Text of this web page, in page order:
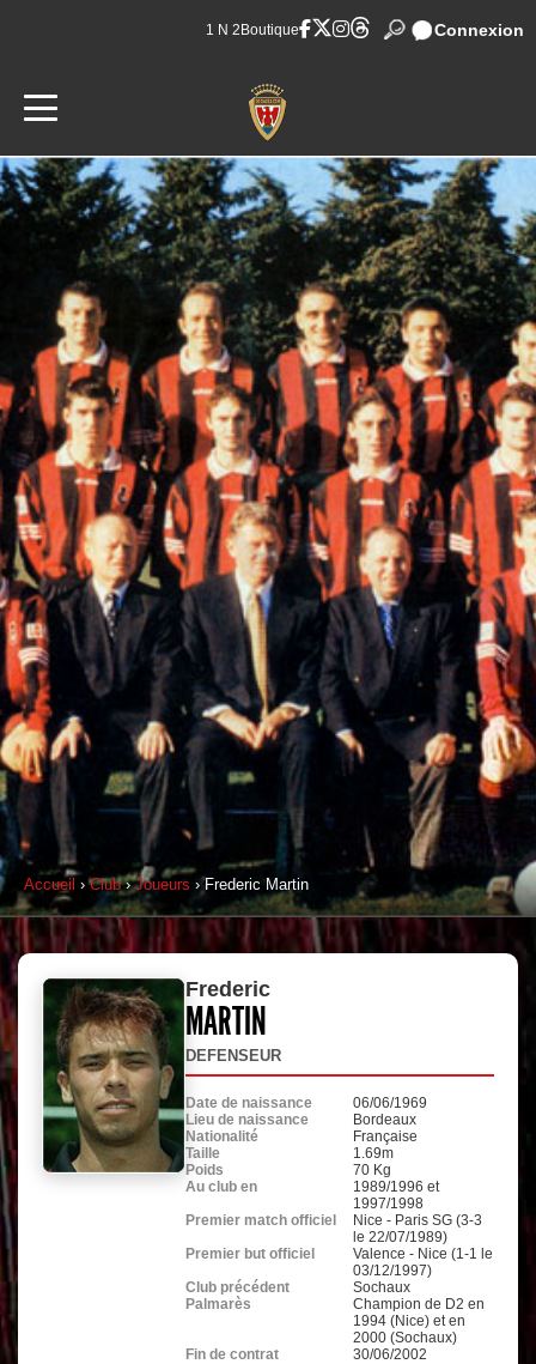
1 N 2 Boutique Connexion
Accueil ›Club›Joueurs › Frederic Martin
Frederic
MARTIN
DEFENSEUR
Date de naissance
06/06/1969
Lieu de naissance
Bordeaux
Nationalité
Française
Taille
1.69m
Poids
70 Kg
Au club en
1989/1996 et
1997/1998
Premier match officiel
Nice - Paris SG (3-3
le 22/07/1989)
Premier but officiel
Valence - Nice (1-1 le
03/12/1997)
Club précédent
Sochaux
Palmarès
Champion de D2 en
1994 (Nice) et en
2000 (Sochaux)
Fin de contrat
30/06/2002